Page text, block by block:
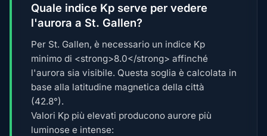
Quale indice Kp serve per vedere
l'aurora a St. Gallen?
Per St. Gallen, è necessario un indice Kp
minimo di <strong>8.0</strong> affinché
l'aurora sia visibile. Questa soglia è calcolata in
base alla latitudine magnetica della città
(42.8°).
Valori Kp più elevati producono aurore più
luminose e intense: